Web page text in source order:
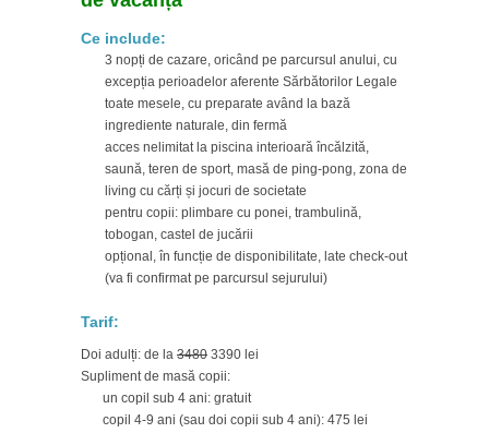
Ce include:
3 nopți de cazare, oricând pe parcursul anului, cu
excepția perioadelor aferente Sărbătorilor Legale
toate mesele, cu preparate având la bază
ingrediente naturale, din fermă
acces nelimitat la piscina interioară încălzită,
saună, teren de sport, masă de ping-pong, zona de
living cu cărți și jocuri de societate
pentru copii: plimbare cu ponei, trambulină,
tobogan, castel de jucării
opțional, în funcție de disponibilitate, late check-out
(va fi confirmat pe parcursul sejurului)
Tarif:
Doi adulți: de la 3480 3390 lei
Supliment de masă copii:
un copil sub 4 ani: gratuit
copil 4-9 ani (sau doi copii sub 4 ani): 475 lei